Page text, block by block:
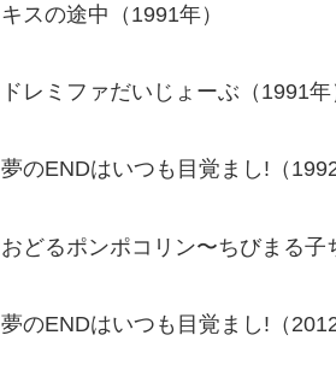
キスの途中（1991年）
ドレミファだいじょーぶ（1991年
夢のENDはいつも目覚まし!（1992
おどるポンポコリン〜ちびまる子
夢のENDはいつも目覚まし!（2012